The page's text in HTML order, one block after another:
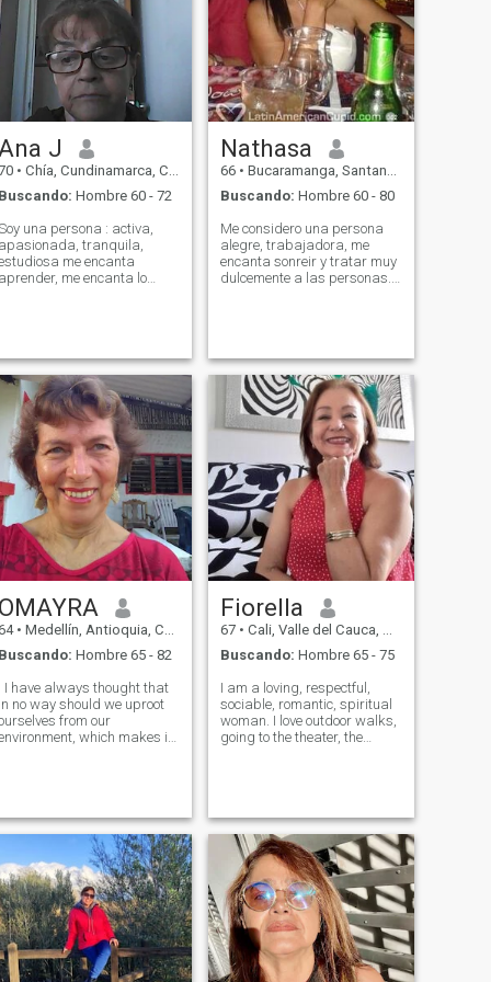
J
• Chía, Cundinamarca, Colombia
Hombre 60 - 72
una persona : activa,
tranquila,
me encanta
me encanta lo
debilidades, buscando
mejor persona.
Nathasa
66 • Bucaramanga, Santander, Colombia
Buscando: Hombre 60 - 80
Me considero una persona
alegre, trabajadora, me
encanta sonreir y tratar muy
dulcemente a las personas.
mi pareja o familiares. Por
favor, no me confundan con
las mujeres estafadoras que
hay en este sitio. Gracias!
• Medellín, Antioquia, Colombia
Hombre 65 - 82
I have always thought that
no way should we uproot
from our
which makes it
would love to find a life
within marriage, I
marriage as a pillar of
backbone of the growth of
with harmony,
the opportunity to
together on a common
with respect,
honesty,
and trust. . It's you? I
Fiorella
67 • Cali, Valle del Cauca, Colombia
Buscando: Hombre 65 - 75
I am a loving, respectful,
sociable, romantic, spiritual
woman. I love outdoor walks,
going to the theater, the
music, salsa etc. Good
conversationalist, open to
listening to any topic. Soy
una mujer espiritual,
romántica, sociable,
cariñosa, respetuosa.
Responsable, Sincera.Me
encantan los paseos al aire
libre, ir al teatro, al cine,
bailar, cocina, el arte creativo